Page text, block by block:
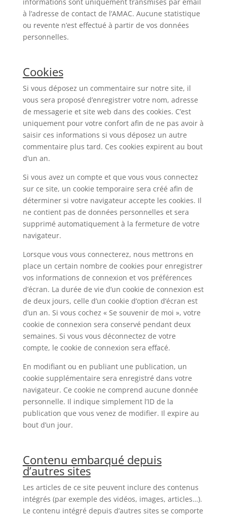
à l’adresse de contact de l’AMAC. Aucune statistique
ou revente n’est effectué à partir de vos données
personnelles.
Cookies
Si vous déposez un commentaire sur notre site, il
vous sera proposé d’enregistrer votre nom, adresse
de messagerie et site web dans des cookies. C’est
uniquement pour votre confort afin de ne pas avoir à
saisir ces informations si vous déposez un autre
commentaire plus tard. Ces cookies expirent au bout
d’un an.
Si vous avez un compte et que vous vous connectez
sur ce site, un cookie temporaire sera créé afin de
déterminer si votre navigateur accepte les cookies. Il
ne contient pas de données personnelles et sera
supprimé automatiquement à la fermeture de votre
navigateur.
Lorsque vous vous connecterez, nous mettrons en
place un certain nombre de cookies pour enregistrer
vos informations de connexion et vos préférences
d’écran. La durée de vie d’un cookie de connexion est
de deux jours, celle d’un cookie d’option d’écran est
d’un an. Si vous cochez « Se souvenir de moi », votre
cookie de connexion sera conservé pendant deux
semaines. Si vous vous déconnectez de votre
compte, le cookie de connexion sera effacé.
En modifiant ou en publiant une publication, un
cookie supplémentaire sera enregistré dans votre
navigateur. Ce cookie ne comprend aucune donnée
personnelle. Il indique simplement l’ID de la
publication que vous venez de modifier. Il expire au
bout d’un jour.
Contenu embarqué depuis
d’autres sites
Les articles de ce site peuvent inclure des contenus
intégrés (par exemple des vidéos, images, articles…).
Le contenu intégré depuis d’autres sites se comporte